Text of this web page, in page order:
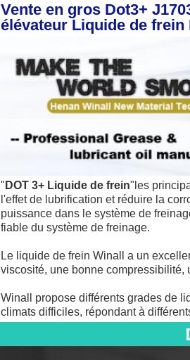
Vente en gros Dot3+
élévateur Liquide de
" DOT 3+ Liquide de frein" les
l'effet de lubrification et réduire la
puissance dans le système de
fiable du système de freinage.
Le liquide de frein Winall a un
viscosité, une bonne compressibilité,
Winall propose différents grades de
climats difficiles, répondant à